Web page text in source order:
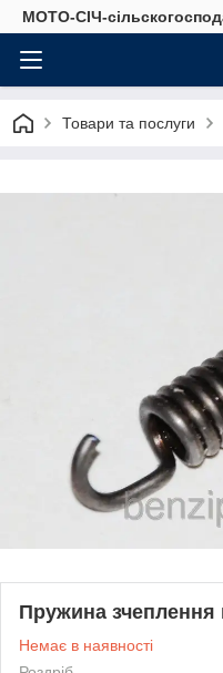
МОТО-СІЧ-
Товари та послуги
Пружина зчеплення
Немає в наявності